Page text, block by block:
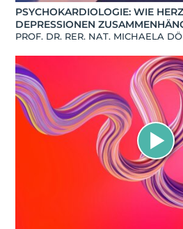
PSYCHOKARDIOLOGIE: WIE
DEPRESSIONEN
PROF. DR. RER. NAT. MICHAELA